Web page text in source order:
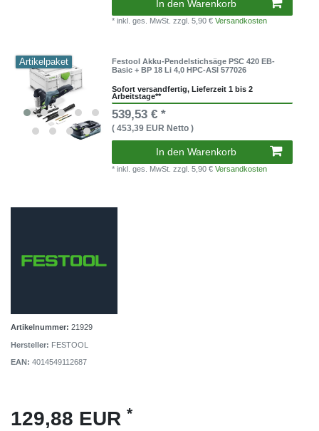
In den Warenkorb
* inkl. ges. MwSt.zzgl. 5,90 €Versandkosten
Artikelpaket
Festool Akku-Pendelstichsäge PSC 420 EB-
Basic + BP 18 Li 4,0 HPC-ASI 577026
Sofort versandfertig, Lieferzeit 1 bis 2
Arbeitstage**
539,53 € *
( 453,39 EUR Netto )
In den Warenkorb
* inkl. ges. MwSt.zzgl. 5,90 €Versandkosten
Artikelnummer: 21929
Hersteller: FESTOOL
EAN: 4014549112687
129,88 EUR *